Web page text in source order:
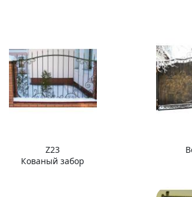
Z23
Кованый забор